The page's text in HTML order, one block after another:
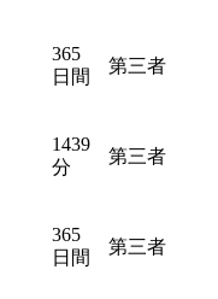
365
日間
第三者
1439
分
第三者
365
日間
第三者